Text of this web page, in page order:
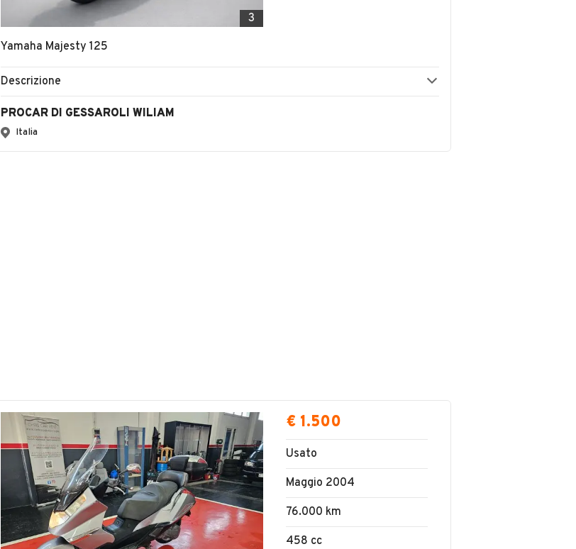
3
Yamaha Majesty 125
Descrizione
PROCAR DI GESSAROLI WILIAM
Italia
€ 1.500
Usato
Maggio 2004
76.000 km
458 cc